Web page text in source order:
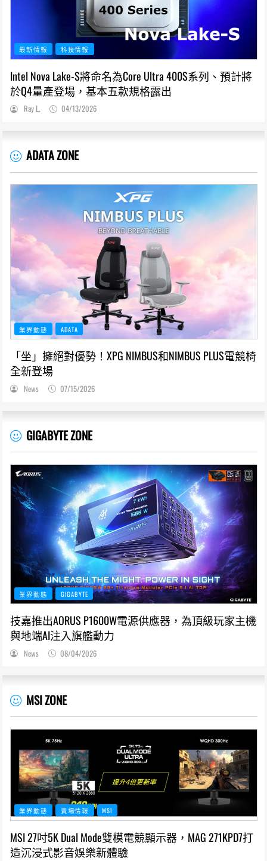
最新情報 科技情報
Intel Nova Lake-S將命名為Core Ultra 400S系列、預計將
於Q4量產登場，基本五款規格露出
Ray L. 04/13/2026
ADATA ZONE
業界動態 ADATA
「坐」擁絕對優勢！XPG NIMBUS和NIMBUS PLUS電競椅
全新登場
News 07/15/2026
GIGABYTE ZONE
業界動態 GIGABYTE
技嘉推出AORUS P1600W電源供應器，為頂級玩家主機
與地端AI注入旗艦動力
News 08/04/2026
MSI ZONE
業界動態 賣場情報 MSI
MSI 27吋5K Dual Mode雙模電競顯示器，MAG 271KPD7打
造沉浸式影音娛樂新體驗